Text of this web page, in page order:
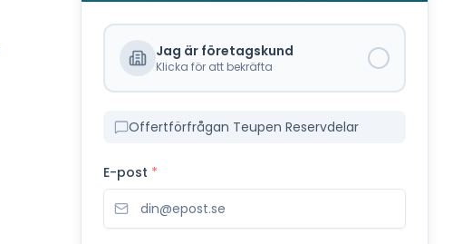
Jag är företagskund
Klicka för att bekräfta
Offertförfrågan Teupen Reservdelar
E-post *